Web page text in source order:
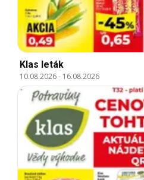
Klas leták
10.08.2026- 16.08.2026